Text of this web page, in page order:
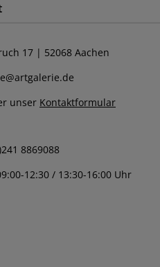
17 | 52068 Aachen
unser Kontaktformular
8869088
12:30 / 13:30-16:00 Uhr